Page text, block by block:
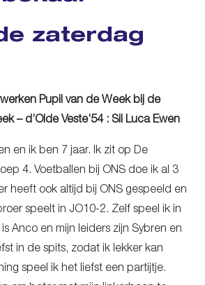
zaterdag
Pupil van de Week bij de
– d’Olde Veste’54 : Sil Luca Ewen
en ik ben 7 jaar. Ik zit op De
4. Voetballen bij ONS doe ik al 3
heeft ook altijd bij ONS gespeeld en
speelt in JO10-2. Zelf speel ik in
Anco en mijn leiders zijn Sybren en
in de spits, zodat ik lekker kan
speel ik het liefst een partijtje.